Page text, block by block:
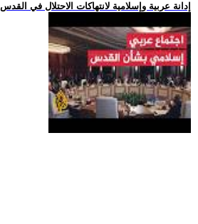
.. إدانة عربية وإسلامية لانتهاكات الاحتلال في القدس